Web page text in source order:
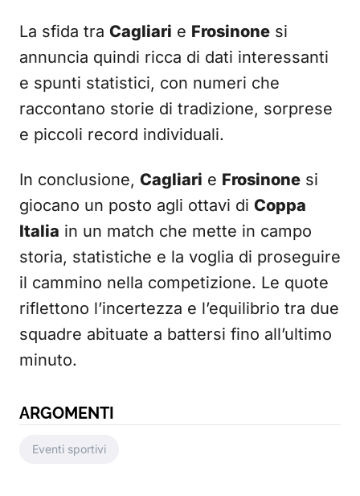
La sfida tra Cagliari e Frosinone si
annuncia quindi ricca di dati interessanti
e spunti statistici, con numeri che
raccontano storie di tradizione, sorprese
e piccoli record individuali.
In conclusione, Cagliari e Frosinone si
giocano un posto agli ottavi di Coppa
Italia in un match che mette in campo
storia, statistiche e la voglia di proseguire
il cammino nella competizione. Le quote
riflettono l’incertezza e l’equilibrio tra due
squadre abituate a battersi fino all’ultimo
minuto.
ARGOMENTI
Eventi sportivi